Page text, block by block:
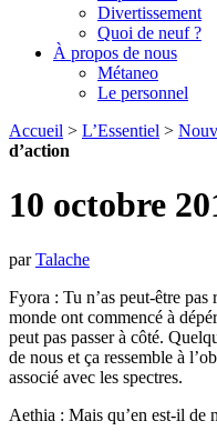
Divertissement
Quoi de neuf ?
À propos de nous
Métaneo
Le personnel
Accueil > L’Essentiel >
d’action
10 octobre
parTalache
Fyora : Tu n’as peut-être pas
monde ont commencé à
peut pas passer à côté.
de nous et ça ressemble à
associé avec les spectres.
Aethia : Mais qu’en est-il de